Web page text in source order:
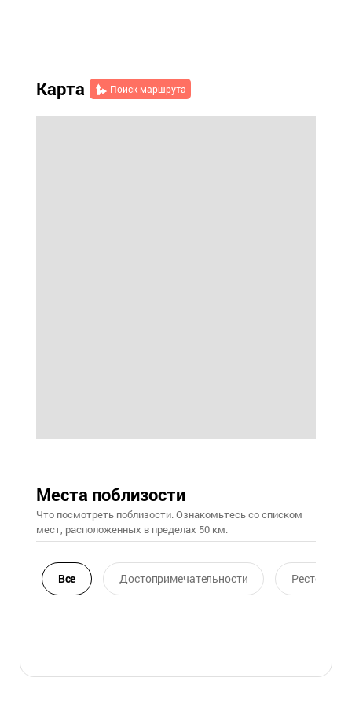
Карта Поиск маршрута
Места поблизости
Что посмотреть поблизости. Ознакомьтесь со списком
мест, расположенных в пределах 50 км.
Все Достопримечательности Ресторан